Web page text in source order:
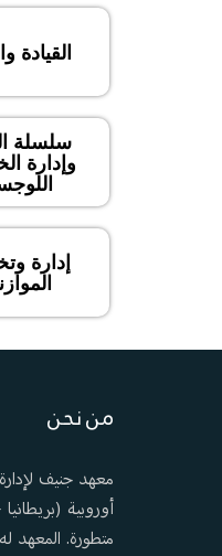
القيادة
سلسلة
وإدارة
إدارة
من نحن
أوروبية
متطورة. المعهد